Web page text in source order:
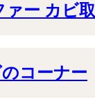
ー カビ
コーナー